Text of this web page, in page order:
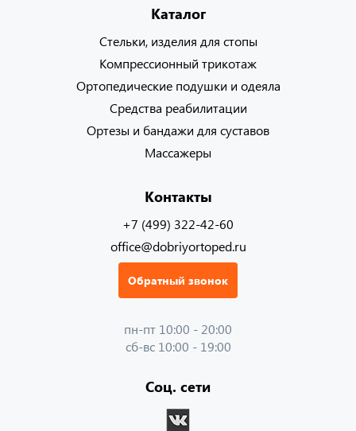
Каталог
Стельки, изделия для стопы
Компрессионный трикотаж
Ортопедические подушки и одеяла
Средства реабилитации
Ортезы и бандажи для суставов
Массажеры
Контакты
+7 (499) 322-42-60
office@dobriyortoped.ru
Обратный звонок
пн-пт 10:00 - 20:00
сб-вс 10:00 - 19:00
Соц. сети